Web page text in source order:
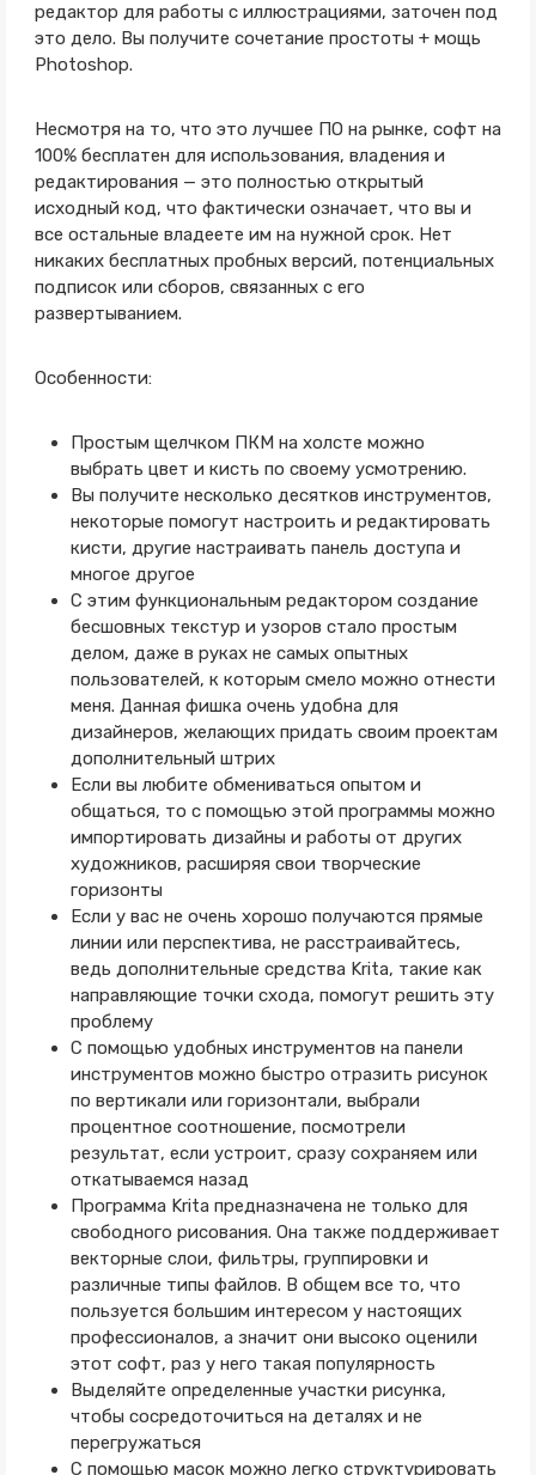
редактор для работы с иллюстрациями, заточен под
это дело. Вы получите сочетание простоты + мощь
Photoshop.
Несмотря на то, что это лучшее ПО на рынке, софт на
100% бесплатен для использования, владения и
редактирования — это полностью открытый
исходный код, что фактически означает, что вы и
все остальные владеете им на нужной срок. Нет
никаких бесплатных пробных версий, потенциальных
подписок или сборов, связанных с его
развертыванием.
Особенности:
Простым щелчком ПКМ на холсте можно
выбрать цвет и кисть по своему усмотрению.
Вы получите несколько десятков инструментов,
некоторые помогут настроить и редактировать
кисти, другие настраивать панель доступа и
многое другое
С этим функциональным редактором создание
бесшовных текстур и узоров стало простым
делом, даже в руках не самых опытных
пользователей, к которым смело можно отнести
меня. Данная фишка очень удобна для
дизайнеров, желающих придать своим проектам
дополнительный штрих
Если вы любите обмениваться опытом и
общаться, то с помощью этой программы можно
импортировать дизайны и работы от других
художников, расширяя свои творческие
горизонты
Если у вас не очень хорошо получаются прямые
линии или перспектива, не расстраивайтесь,
ведь дополнительные средства Krita, такие как
направляющие точки схода, помогут решить эту
проблему
С помощью удобных инструментов на панели
инструментов можно быстро отразить рисунок
по вертикали или горизонтали, выбрали
процентное соотношение, посмотрели
результат, если устроит, сразу сохраняем или
откатываемся назад
Программа Krita предназначена не только для
свободного рисования. Она также поддерживает
векторные слои, фильтры, группировки и
различные типы файлов. В общем все то, что
пользуется большим интересом у настоящих
профессионалов, а значит они высоко оценили
этот софт, раз у него такая популярность
Выделяйте определенные участки рисунка,
чтобы сосредоточиться на деталях и не
перегружаться
С помощью масок можно легко структурировать